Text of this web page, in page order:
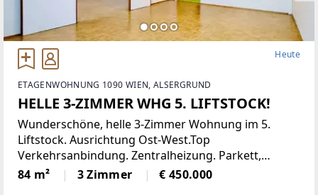
Heute
ETAGENWOHNUNG 1090 WIEN, ALSERGRUND
HELLE 3-ZIMMER WHG 5. LIFTSTOCK!
Wunderschöne, helle 3-Zimmer Wohnung im 5.
Liftstock. Ausrichtung Ost-West.Top
Verkehrsanbindung. Zentralheizung. Parkett,
Jalousien, Abstellraum. Kellerabteil.Diese
lichtdurchflutete Etagenwohnung bietet reichlich
84 m² 3 Zimmer € 450.000